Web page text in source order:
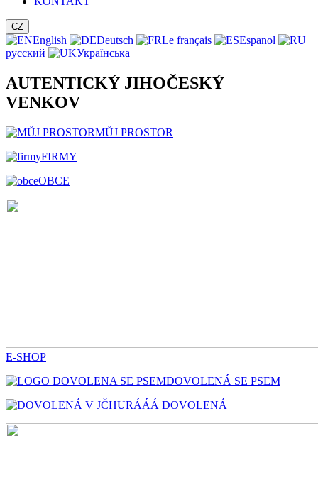
CZ
English Deutsch Le français
Espanol
русский
Українська
AUTENTICKÝ JIHOČESKÝ
VENKOV
MŮJ PROSTOR
FIRMY
OBCE
E-SHOP
DOVOLENÁ SE PSEM
HURÁÁÁ DOVOLENÁ